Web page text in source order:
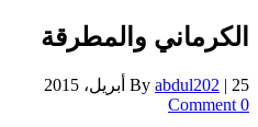
الكرماني والمطرقة
By abdul202 | 25 أبريل، 2015
0 Comment